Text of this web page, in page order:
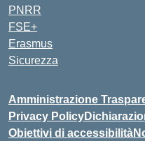
PNRR
FSE+
Erasmus
Sicurezza
Amministrazione
Privacy Policy
Obiettivi di accessibilità